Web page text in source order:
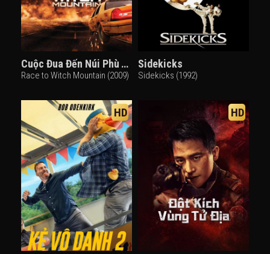
Cuộc Đua Đến Núi Phù Thủy
Race to Witch Mountain (2009)
Sidekicks
Sidekicks (1992)
HD HD